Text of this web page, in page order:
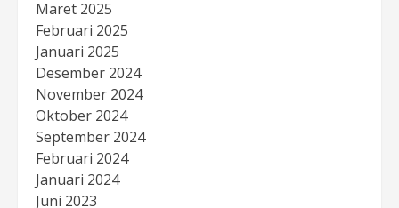
Maret 2025
Februari 2025
Januari 2025
Desember 2024
November 2024
Oktober 2024
September 2024
Februari 2024
Januari 2024
Juni 2023